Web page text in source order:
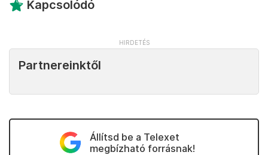
Kapcsolódó
Partnereinktől
Állítsd be a Telexet
megbízható forrásnak!